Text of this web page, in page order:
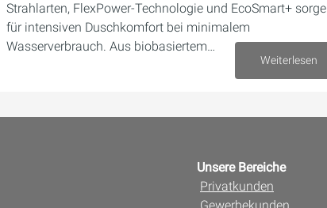
Strahlarten, FlexPower-Technologie und EcoSmart+
für intensiven Duschkomfort bei minimalem
Wasserverbrauch. Aus biobasiertem…
Weiterlesen
Unsere Bereiche
Privatkunden